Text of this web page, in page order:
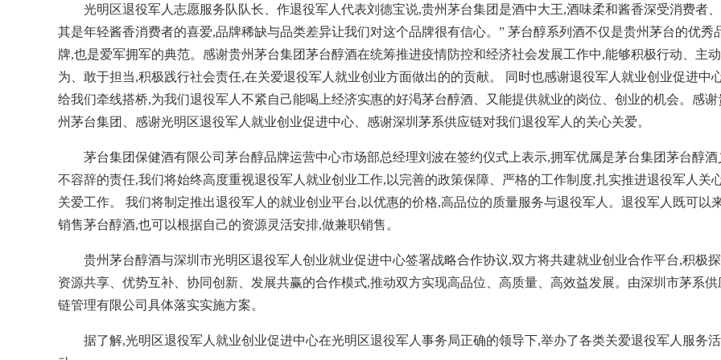
光明区退役军人志愿服务队队长、作退役军人代表刘德宝说,贵州茅台集团是酒中大王,酒味柔和酱香深受消费者
其是年轻酱香消费者的喜爱,品牌稀缺与品类差异让我们对这个品牌很有信心。” 茅台醇系列酒不仅是贵州茅台的优秀
牌,也是爱军拥军的典范。感谢贵州茅台集团茅台醇酒在统筹推进疫情防控和经济社会发展工作中,能够积极行动、主
为、敢于担当,积极践行社会责任,在关爱退役军人就业创业方面做出的的贡献。 同时也感谢退役军人就业创业促进中
给我们牵线搭桥,为我们退役军人不紧自己能喝上经济实惠的好渇茅台醇酒、又能提供就业的岗位、创业的机会。感谢
州茅台集团、感谢光明区退役军人就业创业促进中心、感谢深圳茅系供应链对我们退役军人的关心关爱。
茅台集团保健酒有限公司茅台醇品牌运营中心市场部总经理刘波在签约仪式上表示,拥军优属是茅台集团茅台醇酒
不容辞的责任,我们将始终高度重视退役军人就业创业工作,以完善的政策保障、严格的工作制度,扎实推进退役军人关
关爱工作。 我们将制定推出退役军人的就业创业平台,以优惠的价格,高品位的质量服务与退役军人。退役军人既可以
销售茅台醇酒,也可以根据自己的资源灵活安排,做兼职销售。
贵州茅台醇酒与深圳市光明区退役军人创业就业促进中心签署战略合作协议,双方将共建就业创业合作平台,积极
资源共享、优势互补、协同创新、发展共赢的合作模式,推动双方实现高品位、高质量、高效益发展。由深圳市茅系供
链管理有限公司具体落实实施方案。
据了解,光明区退役军人就业创业促进中心在光明区退役军人事务局正确的领导下,举办了各类关爱退役军人服务活